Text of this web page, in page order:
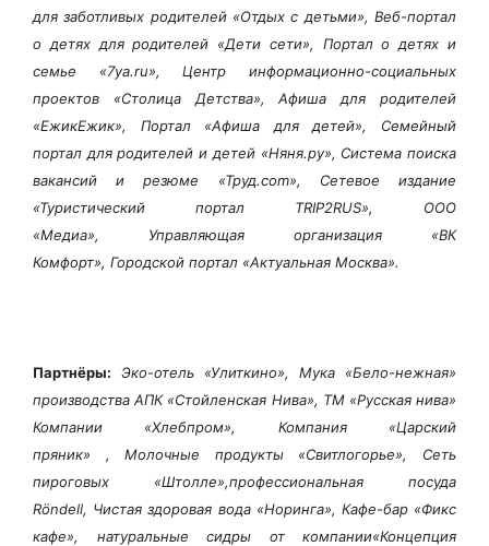
для заботливых родителей «Отдых с детьми», Веб-портал
о детях для родителей «Дети сети», Портал о детях и
семье «7ya.ru», Центр информационно-социальных
проектов «Столица Детства», Афиша для родителей
«ЕжикЕжик», Портал «Афиша для детей», Семейный
портал для родителей и детей «Няня.ру», Система поиска
вакансий и резюме «Труд.com», Сетевое издание
«Туристический портал TRIP2RUS», ООО
«Медиа», Управляющая организация «ВК
Комфорт», Городской портал «Актуальная Москва».
Партнёры: Эко-отель «Улиткино», Мука «Бело-нежная»
производства АПК «Стойленская Нива», ТМ «Русская нива»
Компании «Хлебпром», Компания «Царский
пряник» , Молочные продукты «Свитлогорье», Сеть
пироговых «Штолле»,профессиональная посуда
Röndell, Чистая здоровая вода «Норинга», Кафе-бар «Фикс
кафе», натуральные сидры от компании«Концепция